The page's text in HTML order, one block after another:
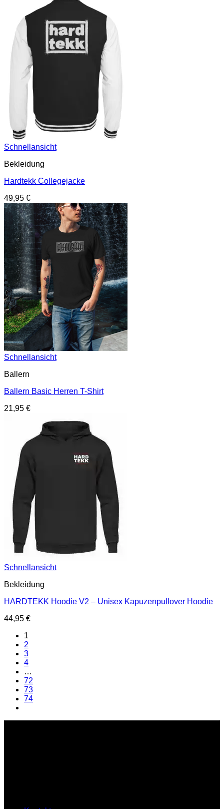
Schnellansicht
Bekleidung
Hardtekk Collegejacke
49,95 €
Schnellansicht
Ballern
Ballern Basic Herren T-Shirt
21,95 €
Schnellansicht
Bekleidung
HARDTEKK Hoodie V2 – Unisex Kapuzenpullover Hoodie
44,95 €
1
2
3
4
…
72
73
74